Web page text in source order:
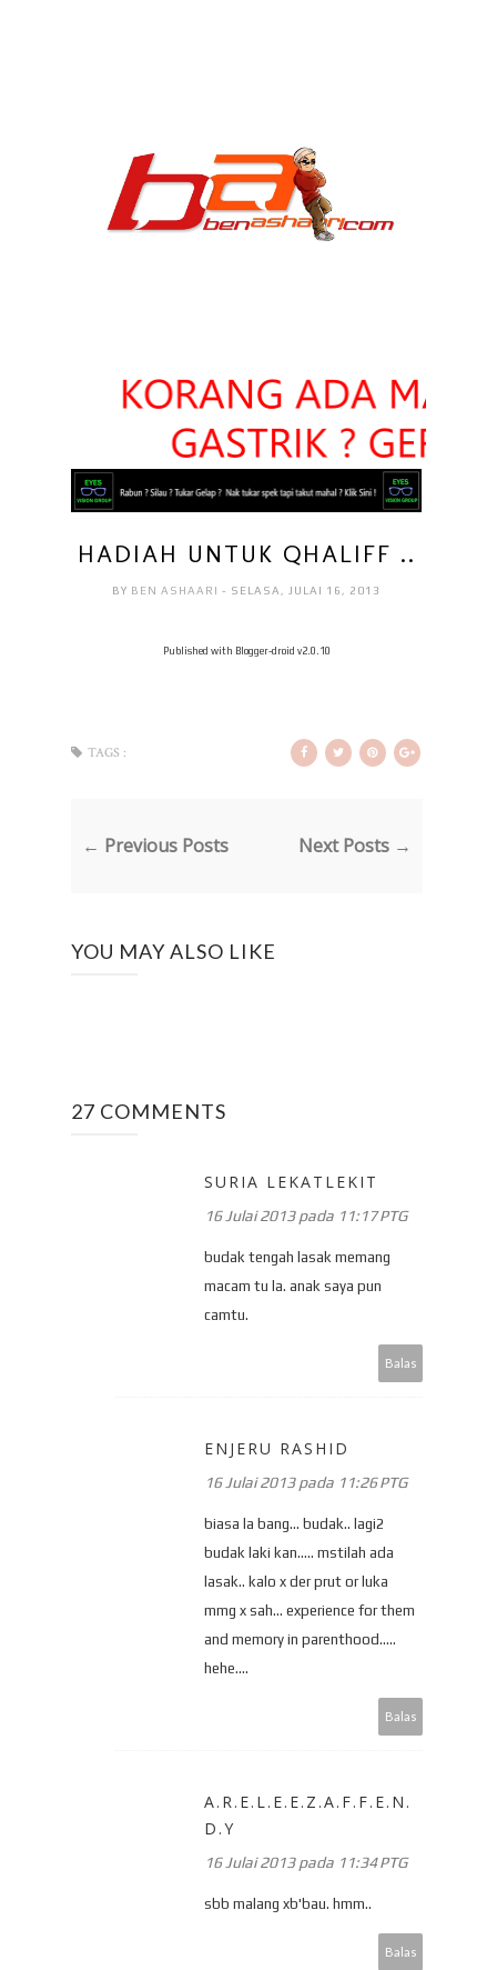
HADIAH UNTUK QHALIFF ..
BY BEN ASHAARI- SELASA, JULAI 16, 2013
Published with Blogger-droid v2.0.10
TAGS :
← Previous Posts Next Posts →
YOU MAY ALSO LIKE
27 COMMENTS
SURIA LEKATLEKIT
16 Julai 2013 pada 11:17 PTG
budak tengah lasak memang
macam tu la. anak saya pun
camtu.
Balas
ENJERU RASHID
16 Julai 2013 pada 11:26 PTG
biasa la bang... budak.. lagi2
budak laki kan..... mstilah ada
lasak.. kalo x der prut or luka
mmg x sah... experience for them
and memory in parenthood.....
hehe....
Balas
A.R.E.L.E.E.Z.A.F.F.E.N.
D.Y
16 Julai 2013 pada 11:34 PTG
sbb malang xb'bau. hmm..
Balas